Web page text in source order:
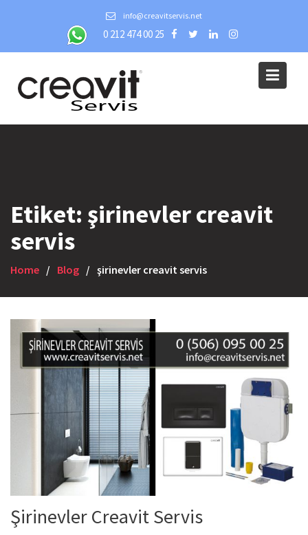
info@creavitservis.net
0 212 474 00 25
Etiket: şirinevler creavit
servis
Home Blog şirinevler creavit servis
Şirinevler Creavit Servis